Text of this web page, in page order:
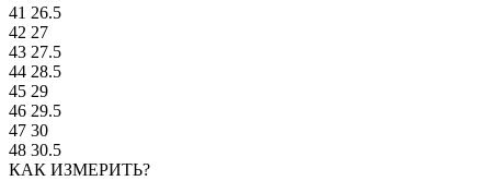
41 26.5
42 27
43 27.5
44 28.5
45 29
46 29.5
47 30
48 30.5
КАК ИЗМЕРИТЬ?